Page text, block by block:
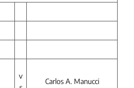
v
Carlos A. Manucci